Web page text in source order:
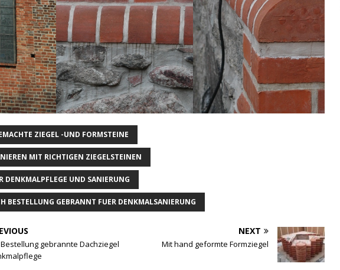
ZIEGEL -UND FORMSTEINE
MIT RICHTIGEN ZIEGELSTEINEN
DENKMALPFLEGE UND SANIERUNG
BESTELLUNG GEBRANNT FUER DENKMALSANIERUNG
gebrannte Dachziegel
NEXT
Mit hand geformte Formziegel